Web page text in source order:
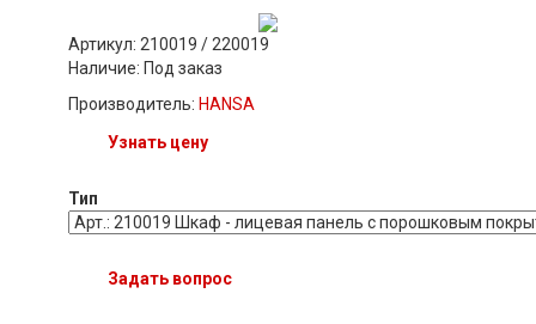
Артикул: 210019 / 220019
Наличие: Под заказ
Производитель: HANSA
Узнать цену
Тип
Задать вопрос